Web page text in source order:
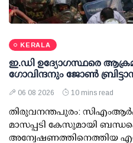
KERALA
ഇ.ഡി ഉദ്യോഗസ്ഥരെ
ഗോവിന്ദനും ജോണ്‍
06 08 2026 10 mins read
തിരുവനന്തപുരം:
മാസപ്പടി കേസുമായി
അന്വേഷണത്തിനെത്തിയ